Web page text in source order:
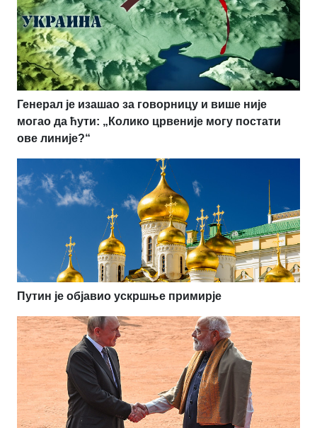
Генерал је изашао за говорницу и више није
могао да ћути: „Колико црвеније могу постати
ове линије?“
Путин је објавио ускршње примирје